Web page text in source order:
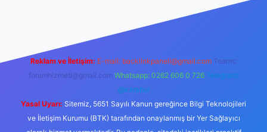
Reklam ve İletişim: E-mail: backlinkpaneli@gmail.com Teams:
forumhizmeti@gmail.com Whatsapp: 0262 606 0 726 Telegram:
@karabul
Yasal Uyarı: Sitemiz, 5651 Sayılı Kanun gereğince Bilgi Teknolojileri
ve İletişim Kurumu (BTK) tarafından onaylanmış bir Yer Sağlayıcı